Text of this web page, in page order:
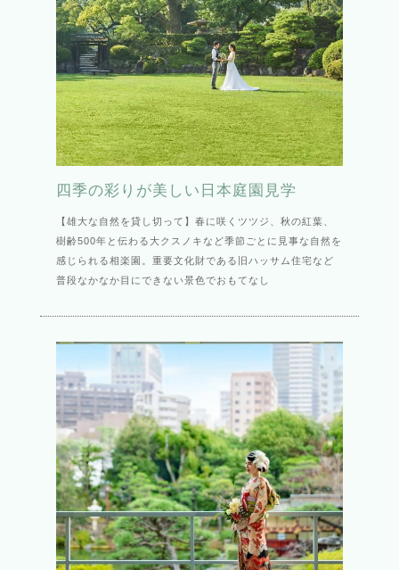
四季の彩りが美しい日本庭園見学
【雄大な自然を貸し切って】春に咲くツツジ、秋の紅葉、
樹齢500年と伝わる大クスノキなど季節ごとに見事な自然を
感じられる相楽園。重要文化財である旧ハッサム住宅など
普段なかなか目にできない景色でおもてなし